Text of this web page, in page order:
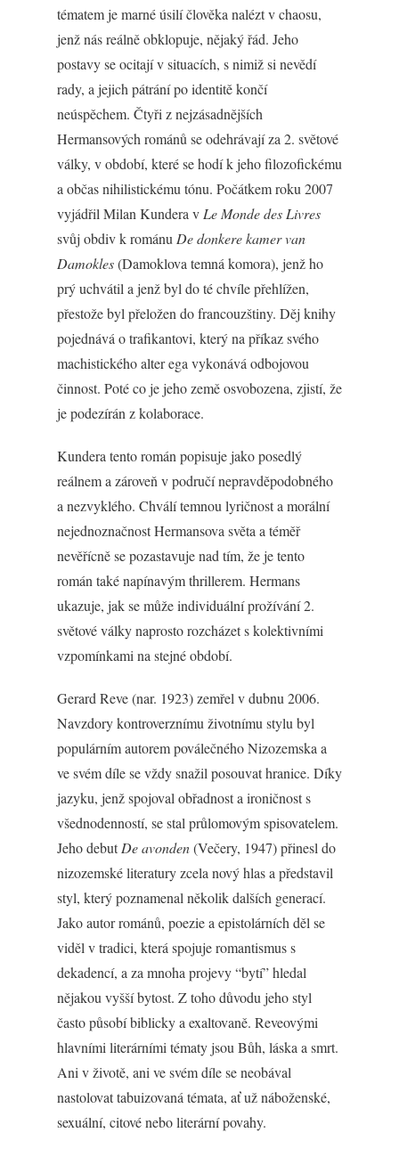
tématem je marné úsilí člověka nalézt v chaosu,
jenž nás reálně obklopuje, nějaký řád. Jeho
postavy se ocitají v situacích, s nimiž si nevědí
rady, a jejich pátrání po identitě končí
neúspěchem. Čtyři z nejzásadnějších
Hermansových románů se odehrávají za 2. světové
války, v období, které se hodí k jeho filozofickému
a občas nihilistickému tónu. Počátkem roku 2007
vyjádřil Milan Kundera v Le Monde des Livres
svůj obdiv k románu De donkere kamer van
Damokles(Damoklova temná komora), jenž ho
prý uchvátil a jenž byl do té chvíle přehlížen,
přestože byl přeložen do francouzštiny. Děj knihy
pojednává o trafikantovi, který na příkaz svého
machistického alter ega vykonává odbojovou
činnost. Poté co je jeho země osvobozena, zjistí, že
je podezírán z kolaborace.
Kundera tento román popisuje jako posedlý
reálnem a zároveň v područí nepravděpodobného
a nezvyklého. Chválí temnou lyričnost a morální
nejednoznačnost Hermansova světa a téměř
nevěřícně se pozastavuje nad tím, že je tento
román také napínavým thrillerem. Hermans
ukazuje, jak se může individuální prožívání 2.
světové války naprosto rozcházet s kolektivními
vzpomínkami na stejné období.
Gerard Reve (nar. 1923) zemřel v dubnu 2006.
Navzdory kontroverznímu životnímu stylu byl
populárním autorem poválečného Nizozemska a
ve svém díle se vždy snažil posouvat hranice. Díky
jazyku, jenž spojoval obřadnost a ironičnost s
všednodenností, se stal průlomovým spisovatelem.
Jeho debutDe avonden(Večery, 1947) přinesl do
nizozemské literatury zcela nový hlas a představil
styl, který poznamenal několik dalších generací.
Jako autor románů, poezie a epistolárních děl se
viděl v tradici, která spojuje romantismus s
dekadencí, a za mnoha projevy “bytí” hledal
nějakou vyšší bytost. Z toho důvodu jeho styl
často působí biblicky a exaltovaně. Reveovými
hlavními literárními tématy jsou Bůh, láska a smrt.
Ani v životě, ani ve svém díle se neobával
nastolovat tabuizovaná témata, ať už náboženské,
sexuální, citové nebo literární povahy.